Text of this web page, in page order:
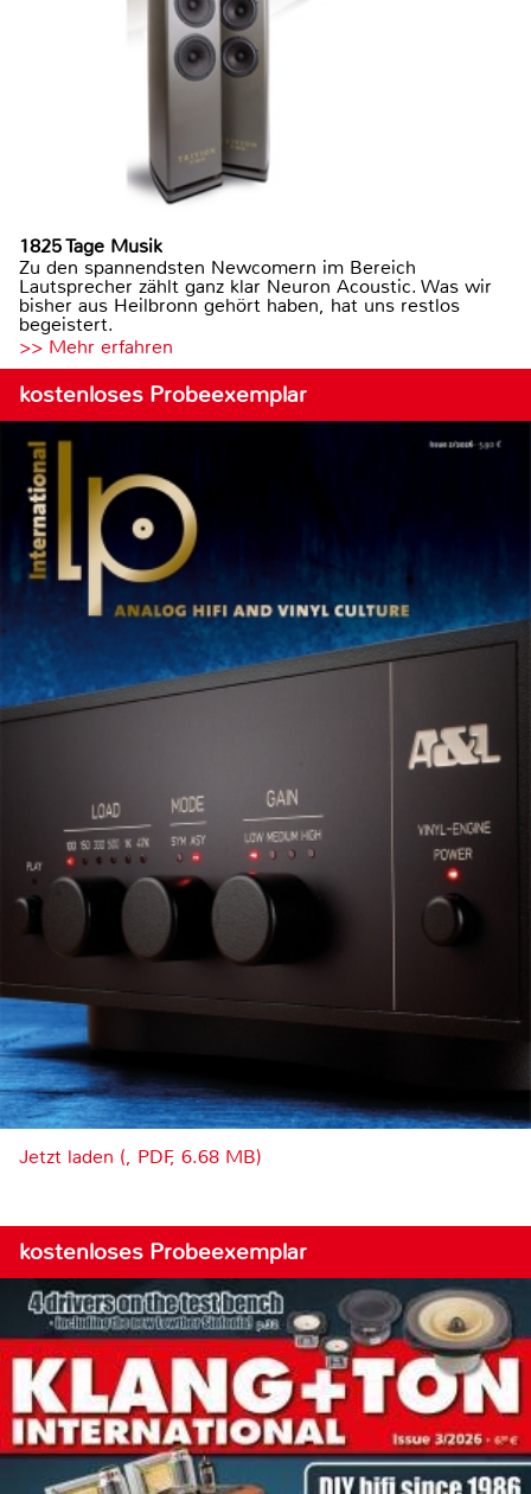
1825 Tage Musik
Zu den spannendsten Newcomern im Bereich
Lautsprecher zählt ganz klar Neuron Acoustic. Was wir
bisher aus Heilbronn gehört haben, hat uns restlos
begeistert.
>> Mehr erfahren
kostenloses Probeexemplar
Jetzt laden (, PDF, 6.68 MB)
kostenloses Probeexemplar